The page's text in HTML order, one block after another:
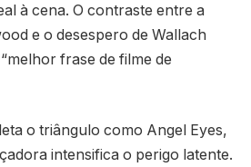
à cena. O contraste entre a
e o desespero de Wallach
frase de filme de
o triângulo como Angel Eyes,
intensifica o perigo latente.